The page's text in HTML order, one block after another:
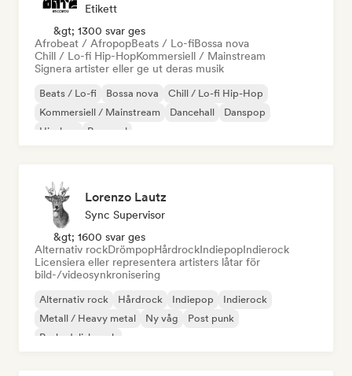
Etikett
&gt; 1300 svar ges
Afrobeat / AfropopBeats / Lo-fiBossa nova
Chill / Lo-fi Hip-HopKommersiell / Mainstream
Signera artister eller ge ut deras musik
Beats / Lo-fi Bossa nova
Chill / Lo-fi Hip-Hop
Kommersiell / Mainstream
Dancehall
Danspop
Hip-hop
Pop soul
Lorenzo Lautz
Sync Supervisor
&gt; 1600 svar ges
Alternativ rockDrömpopHårdrockIndiepopIndierock
Licensiera eller representera artisters låtar för
bild-/videosynkronisering
Alternativ rock Hårdrock Indiepop
Indierock
Metall / Heavy metal
Ny våg
Post punk
Psykedelisk rock